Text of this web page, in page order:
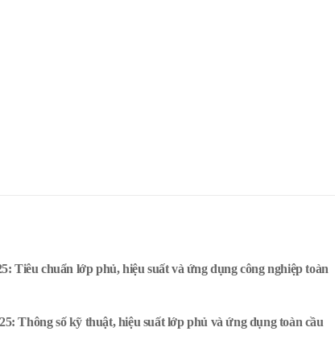
Tiêu chuẩn lớp phủ, hiệu suất và ứng dụng công nghiệp toàn
Thông số kỹ thuật, hiệu suất lớp phủ và ứng dụng toàn cầu